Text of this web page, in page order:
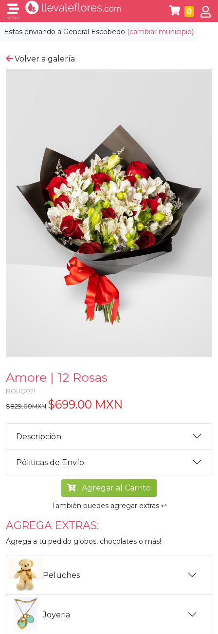
Estas enviando a General Escobedo (cambiar municipio)
MENÚ
0
Volver a galería
Amore | 12 Rosas
BOUQ021
$829.00MXN $699.00 MXN
Descripción
Póliticas de Envío
Agregar al Carrito
También puedes agregar extras ↩️
AGREGA EXTRAS:
Agrega a tu pedido globos, chocolates o más!
Peluches
Joyeria